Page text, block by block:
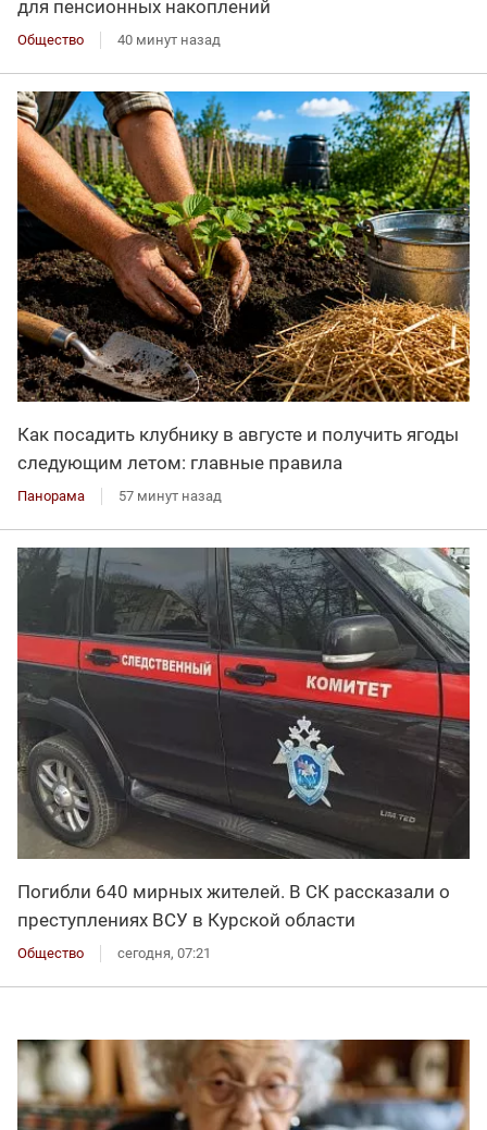
для пенсионных накоплений
Общество 40 минут назад
Как посадить клубнику в августе и получить ягоды
следующим летом: главные правила
Панорама 57 минут назад
Погибли 640 мирных жителей. В СК рассказали о
преступлениях ВСУ в Курской области
Общество сегодня, 07:21